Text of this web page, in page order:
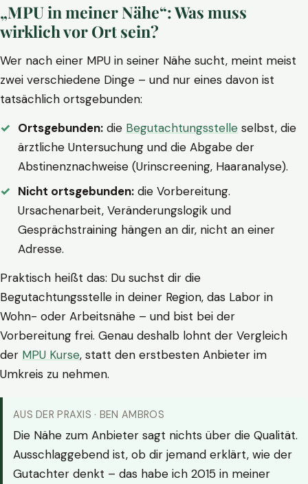
„MPU in meiner Nähe“: Was muss
wirklich vor Ort sein?
Wer nach einer MPU in seiner Nähe sucht, meint meist
zwei verschiedene Dinge – und nur eines davon ist
tatsächlich ortsgebunden:
Ortsgebunden: die Begutachtungsstelle selbst, die
ärztliche Untersuchung und die Abgabe der
Abstinenznachweise (Urinscreening, Haaranalyse).
Nicht ortsgebunden: die Vorbereitung.
Ursachenarbeit, Veränderungslogik und
Gesprächstraining hängen an dir, nicht an einer
Adresse.
Praktisch heißt das: Du suchst dir die
Begutachtungsstelle in deiner Region, das Labor in
Wohn- oder Arbeitsnähe – und bist bei der
Vorbereitung frei. Genau deshalb lohnt der Vergleich
der MPU Kurse, statt den erstbesten Anbieter im
Umkreis zu nehmen.
AUS DER PRAXIS · BEN AMBROS
Die Nähe zum Anbieter sagt nichts über die Qualität.
Ausschlaggebend ist, ob dir jemand erklärt, wie der
Gutachter denkt – das habe ich 2015 in meiner